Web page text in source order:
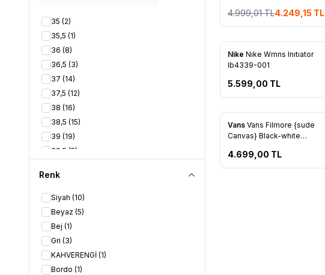
35 (2)
35,5 (1)
36 (8)
36,5 (3)
37 (14)
37,5 (12)
38 (16)
38,5 (15)
39 (19)
39,5 (5)
40,5
41
(5)
42
42,5(4)
43 (7)
44 (5)
45
(2)
Renk
Siyah (10)
Beyaz (5)
Bej (1)
Gri (3)
KAHVERENGİ (1)
Bordo (1)
4.999,01TL4.249,15 TL
Favorilere Ekle
Nike Nıke Wmns Inıtıator
Ib4339-001
5.599,00 TL
Favorilere Ekle
Vans Vans Filmore {sude
Canvas} Black-white
4.699,00 TL